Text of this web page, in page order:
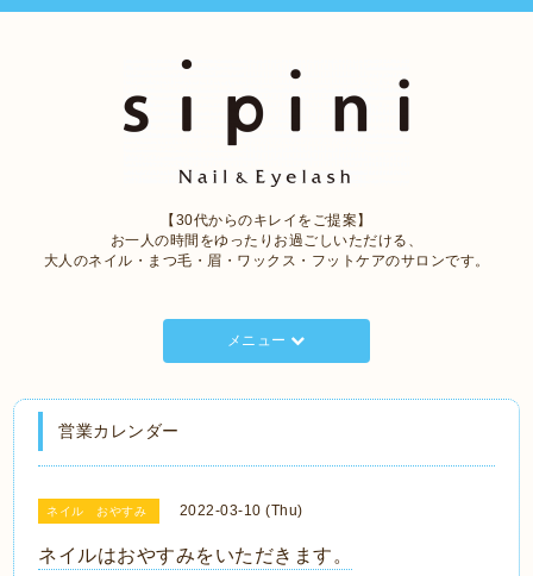
【30代からのキレイをご提案】
お一人の時間をゆったりお過ごしいただける、
大人のネイル・まつ毛・眉・ワックス・フットケアのサロンです。
メニュー
営業カレンダー
ネイル おやすみ 2022-03-10 (Thu)
ネイルはおやすみをいただきます。